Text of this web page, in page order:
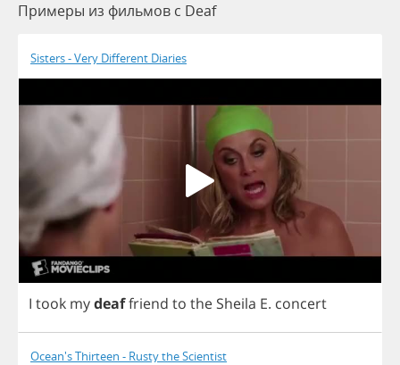
Примеры из фильмов c Deaf
Sisters - Very Different Diaries
I took mydeaffriend to the Sheila E. concert
Ocean's Thirteen - Rusty the Scientist